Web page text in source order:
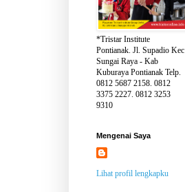
*Tristar Institute
Pontianak. Jl. Supadio Kec
Sungai Raya - Kab
Kuburaya Pontianak Telp.
0812 5687 2158. 0812
3375 2227. 0812 3253
9310
Mengenai Saya
Lihat profil lengkapku